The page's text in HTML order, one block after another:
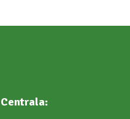
Centrala: